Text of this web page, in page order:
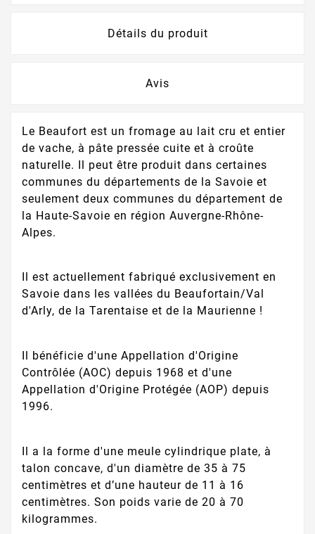
Détails du produit
Avis
Le Beaufort est un fromage au lait cru et entier
de vache, à pâte pressée cuite et à croûte
naturelle. Il peut être produit dans certaines
communes du départements de la Savoie et
seulement deux communes du département de
la Haute-Savoie en région Auvergne-Rhône-
Alpes.
Il est actuellement fabriqué exclusivement en
Savoie dans les vallées du Beaufortain/Val
d'Arly, de la Tarentaise et de la Maurienne !
Il bénéficie d'une Appellation d'Origine
Contrôlée (AOC) depuis 1968 et d'une
Appellation d'Origine Protégée (AOP) depuis
1996.
Il a la forme d'une meule cylindrique plate, à
talon concave, d'un diamètre de 35 à 75
centimètres et d’une hauteur de 11 à 16
centimètres. Son poids varie de 20 à 70
kilogrammes.